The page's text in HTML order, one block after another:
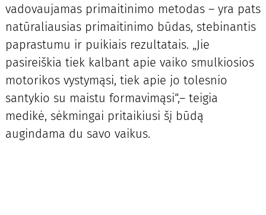
vadovaujamas primaitinimo metodas – yra pats
natūraliausias primaitinimo būdas, stebinantis
paprastumu ir puikiais rezultatais. „Jie
pasireiškia tiek kalbant apie vaiko smulkiosios
motorikos vystymąsi, tiek apie jo tolesnio
santykio su maistu formavimąsi“,– teigia
medikė, sėkmingai pritaikiusi šį būdą
augindama du savo vaikus.